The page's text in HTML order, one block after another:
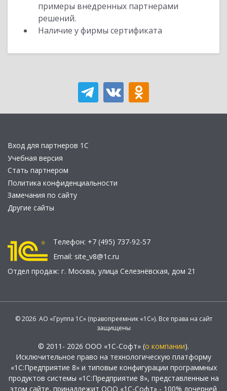
примеры внедренных партнерами
решений.
Наличие у фирмы сертификата
Вход для партнеров 1С
Учебная версия
Стать партнером
Политика конфиденциальности
Замечания по сайту
Другие сайты
Телефон: +7 (495) 737-92-57
Email: site_v8@1c.ru
Отдел продаж: г. Москва, улица Селезнёвская, дом 21
© 2026 АО «Группа 1С» (правопреемник «1С»). Все права на сайт
защищены
© 2011- 2026 ООО «1С-Софт» (о компании).
Исключительное право на технологическую платформу
«1С:Предприятие 8» и типовые конфигурации программных
продуктов системы «1С:Предприятие 8», представленные на
этом сайте, принадлежит ООО «1С-Софт» - 100% дочерней